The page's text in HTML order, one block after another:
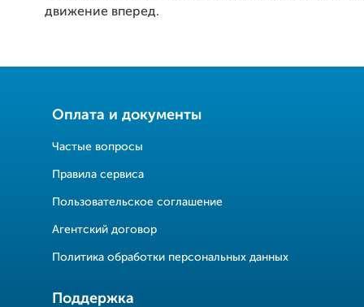
движение вперед.
Оплата и документы
Частые вопросы
Правила сервиса
Пользовательское соглашение
Агентский договор
Политика обработки персональных данных
Поддержка